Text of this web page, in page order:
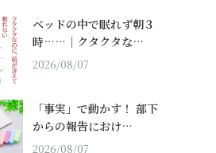
ベッドの中で眠れず朝３
時……｜クタクタな…
2026/08/07
「事実」で動かす！ 部下
からの報告におけ…
2026/08/07